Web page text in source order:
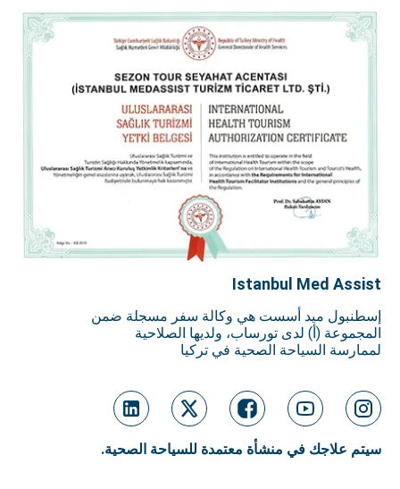
Istanbul Med Assist
إسطنبول ميد أسست هي وكالة سفر مسجلة ضمن
المجموعة (أ) لدى تورساب، ولديها الصلاحية
لممارسة السياحة الصحية في تركيا
سيتم علاجك في منشأة معتمدة للسياحة الصحية.